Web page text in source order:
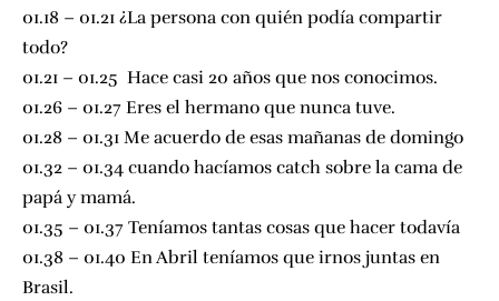
01.18 – 01.21 ¿La persona con quién podía compartir
todo?
01.21 – 01.25 Hace casi 20 años que nos conocimos.
01.26 – 01.27 Eres el hermano que nunca tuve.
01.28 – 01.31 Me acuerdo de esas mañanas de domingo
01.32 – 01.34 cuando hacíamos catch sobre la cama de
papá y mamá.
01.35 – 01.37 Teníamos tantas cosas que hacer todavía
01.38 – 01.40 En Abril teníamos que irnos juntas en
Brasil.